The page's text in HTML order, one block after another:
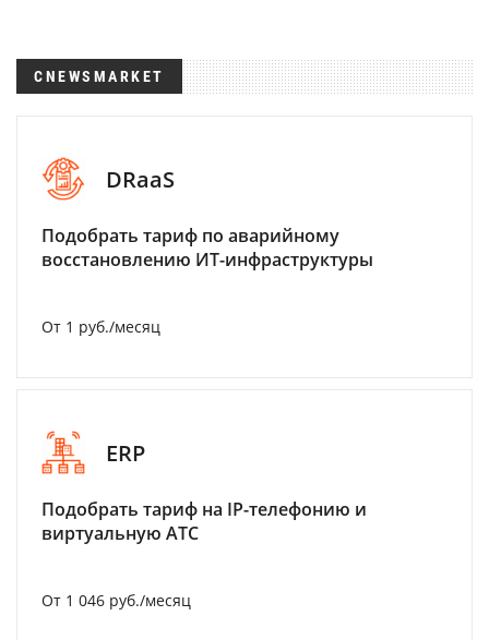
CNEWSMARKET
DRaaS
Подобрать тариф по аварийному
восстановлению ИТ-инфраструктуры
От 1 руб./месяц
ERP
Подобрать тариф на IP-телефонию и
виртуальную АТС
От 1 046 руб./месяц